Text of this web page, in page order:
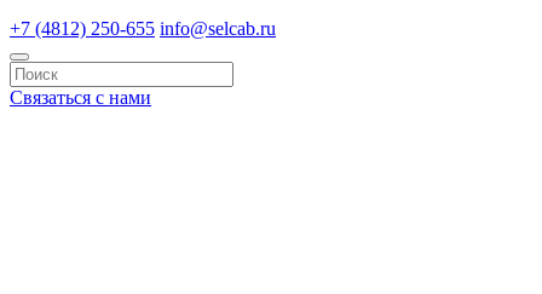
+7 (4812) 250-655 info@selcab.ru
Связаться с нами